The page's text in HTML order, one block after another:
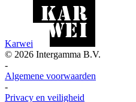
Karwei
© 2026 Intergamma B.V.
-
Algemene voorwaarden
-
Privacy en veiligheid